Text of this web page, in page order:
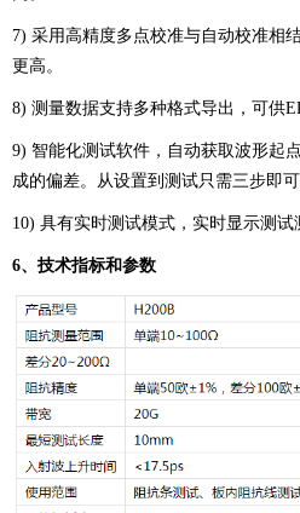
7) 采用高精度多点校准与自动校准相
更高。
8) 测量数据支持多种格式导出，可供
9) 智能化测试软件，自动获取波形起
成的偏差。从设置到测试只需三步即
10) 具有实时测试模式，实时显示测试
6、 技术指标和参数